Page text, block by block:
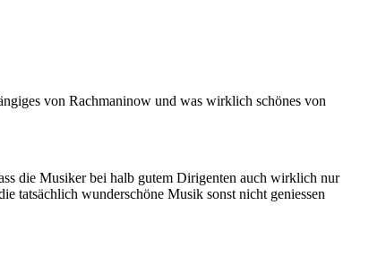
von Rachmaninow und was wirklich schönes von
die Musiker bei halb gutem Dirigenten auch wirklich nur
tatsächlich wunderschöne Musik sonst nicht geniessen